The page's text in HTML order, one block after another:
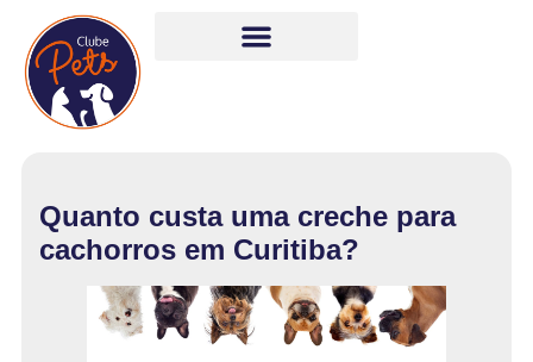
Quanto custa uma creche para
cachorros em Curitiba?